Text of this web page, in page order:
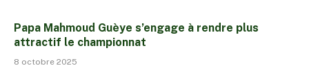
Papa Mahmoud Guèye s’engage à rendre plus
attractif le championnat
8 octobre 2025